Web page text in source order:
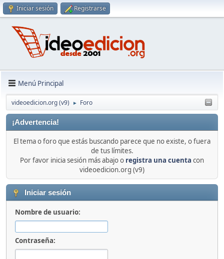
Iniciar sesión Registrarse
Menú Principal
videoedicion.org (v9) ► Foro
¡Advertencia!
El tema o foro que estás buscando parece que no existe, o fuera
de tus límites.
Por favor inicia sesión más abajo o registra una cuenta con
videoedicion.org (v9)
Iniciar sesión
Nombre de usuario:
Contraseña: